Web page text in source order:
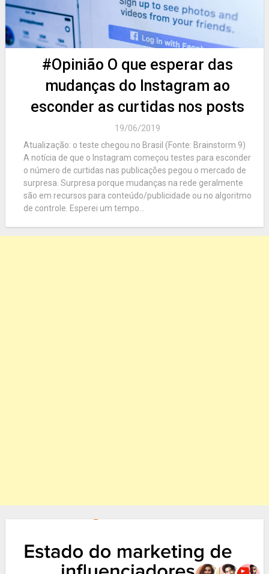
#Opinião O que esperar das
mudanças do Instagram ao
esconder as curtidas nos posts
19/06/2019
Atualização: o teste chegou no Brasil (Fonte: Brainstorm 9)
A notícia de que o Instagram começou testes para esconder
o número de curtidas nas publicações pegou o mercado de
surpresa. Surpresa porque mudanças na rede geralmente
são em recursos para conteúdo/publicidade ou no algoritmo
de controle. Esperei um tempo...